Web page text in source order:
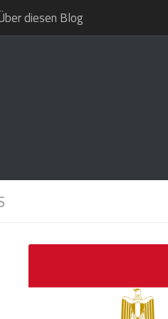
diesen Blog